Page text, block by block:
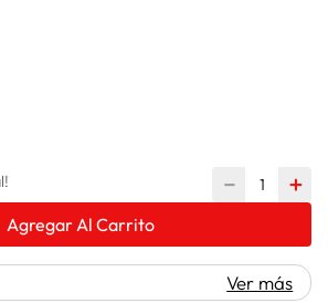
＋
－
Agregar Al Carrito
Ver más